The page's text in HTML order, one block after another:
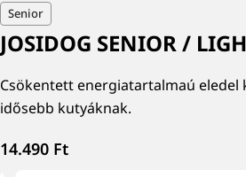
Senior
JOSIDOG SENIOR /
Csökentett energiatartalmaú eledel
idősebb kutyáknak.
Normál
14.490 Ft